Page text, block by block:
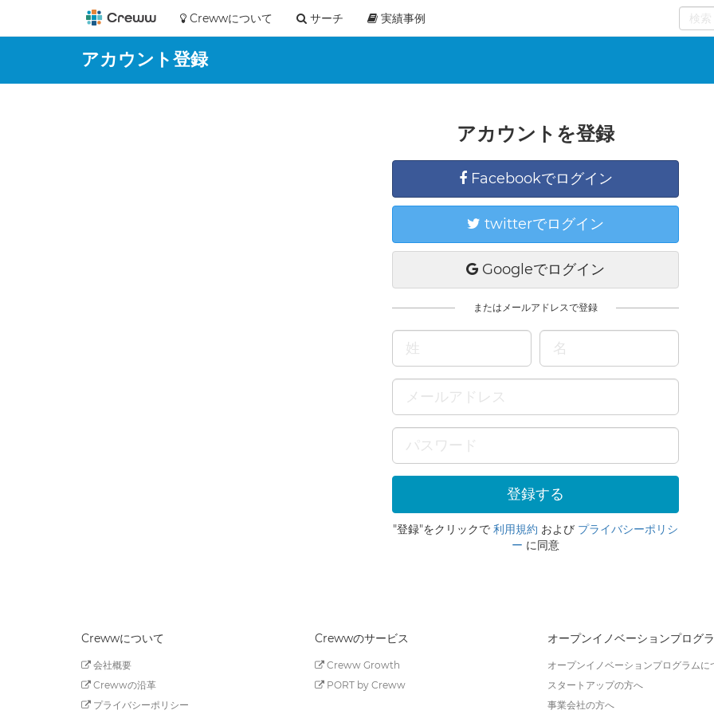
Crewwについて サーチ 実績事例
0
アカウント登録
アカウントを登録
Facebookでログイン
twitterでログイン
Googleでログイン
またはメールアドレスで登録
"登録"をクリックで 利用規約 および プライバシーポリシ
ー に同意
Crewwについて
会社概要
Crewwの沿革
プライバシーポリシー
Crewwのサービス
Creww Growth
PORT by Creww
オープンイノベーションプログ
オープンイノベーションプログラムに
スタートアップの方へ
事業会社の方へ